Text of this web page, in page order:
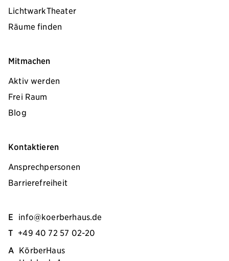
LichtwarkTheater
Räume finden
Mitmachen
Aktiv werden
Frei Raum
Blog
Kontaktieren
Ansprechpersonen
Barrierefreiheit
E info@koerberhaus.de
T +49 40 72 57 02-20
A KörberHaus